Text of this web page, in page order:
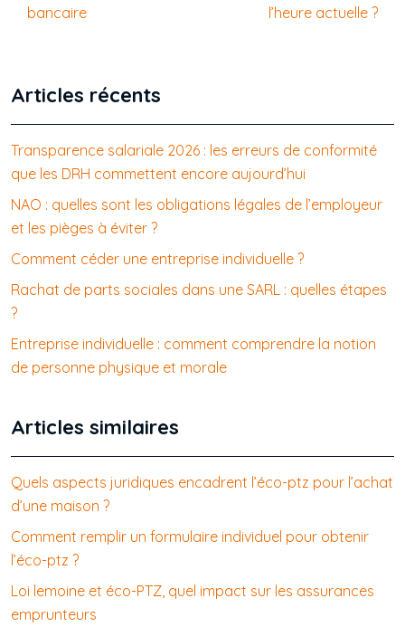
bancaire
l’heure actuelle ?
Articles récents
Transparence salariale 2026 : les erreurs de conformité
que les DRH commettent encore aujourd’hui
NAO : quelles sont les obligations légales de l’employeur
et les pièges à éviter ?
Comment céder une entreprise individuelle ?
Rachat de parts sociales dans une SARL : quelles étapes
?
Entreprise individuelle : comment comprendre la notion
de personne physique et morale
Articles similaires
Quels aspects juridiques encadrent l’éco-ptz pour l’achat
d’une maison ?
Comment remplir un formulaire individuel pour obtenir
l’éco-ptz ?
Loi lemoine et éco-PTZ, quel impact sur les assurances
emprunteurs